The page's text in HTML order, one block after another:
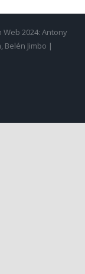
2024: Antony
Belén Jimbo |